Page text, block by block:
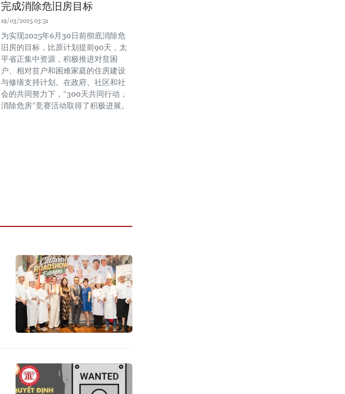
完成消除危旧房目标
19/03/2025 03:51
为实现2025年6月30日前彻底消除危
旧房的目标，比原计划提前90天，太
平省正集中资源，积极推进对贫困
户、相对贫户和困难家庭的住房建设
与修缮支持计划。在政府、社区和社
会的共同努力下，“300天共同行动，
消除危房”竞赛活动取得了积极进展。